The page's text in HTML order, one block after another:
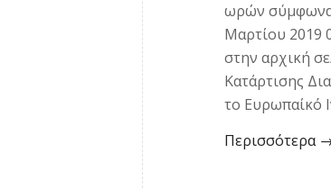
ωρών σύμφωνα
Μαρτίου 2019
στην αρχική
Κατάρτισης
το Ευρωπαίκό
Περισσότερα